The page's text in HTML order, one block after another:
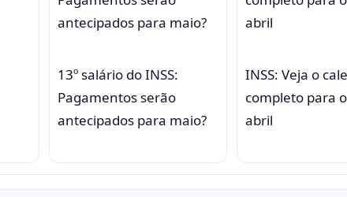
13º salário do INSS:
Pagamentos serão
antecipados para maio?
INSS: Veja o
completo para
abril